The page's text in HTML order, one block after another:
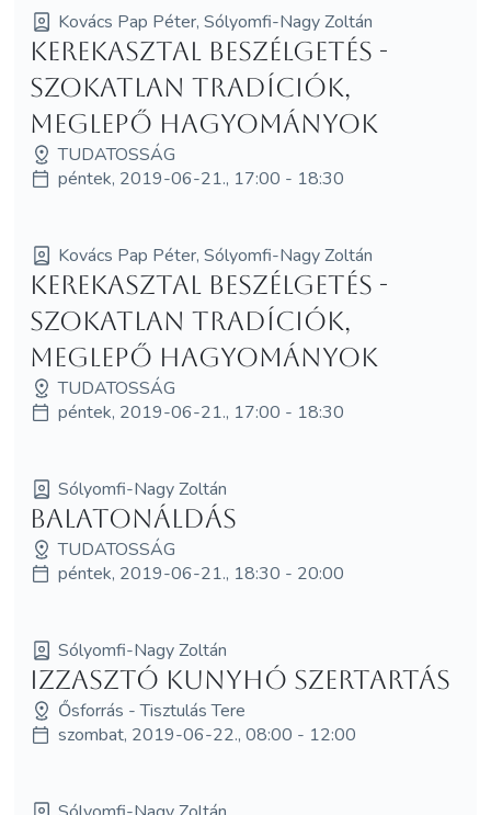
Kovács Pap Péter, Sólyomfi-Nagy Zoltán
Kerekasztal beszélgetés -
Szokatlan tradíciók,
meglepő hagyományok
TUDATOSSÁG
péntek, 2019-06-21., 17:00 - 18:30
Kovács Pap Péter, Sólyomfi-Nagy Zoltán
Kerekasztal beszélgetés -
Szokatlan tradíciók,
meglepő hagyományok
TUDATOSSÁG
péntek, 2019-06-21., 17:00 - 18:30
Sólyomfi-Nagy Zoltán
Balatonáldás
TUDATOSSÁG
péntek, 2019-06-21., 18:30 - 20:00
Sólyomfi-Nagy Zoltán
Izzasztó Kunyhó Szertartás
Ősforrás - Tisztulás Tere
szombat, 2019-06-22., 08:00 - 12:00